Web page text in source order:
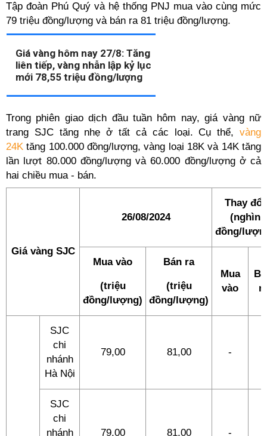
Tập đoàn Phú Quý và hệ thống PNJ mua vào cùng mức
79 triệu đồng/lượng và bán ra 81 triệu đồng/lượng.
Giá vàng hôm nay 27/8: Tăng
liên tiếp, vàng nhẫn lập kỷ lục
mới 78,55 triệu đồng/lượng
Trong phiên giao dịch đầu tuần hôm nay, giá vàng nữ
trang SJC tăng nhẹ ở tất cả các loại. Cụ thể, vàng
24K tăng 100.000 đồng/lượng, vàng loại 18K và 14K tăng
lần lượt 80.000 đồng/lượng và 60.000 đồng/lượng ở cả
hai chiều mua - bán.
Giá vàng SJC
26/08/2024
Thay đổi
(nghìn
đồng/
Mua vào
(triệu
đồng/lượng)
Bán ra
(triệu
đồng/lượng)
Mua
vào
SJC
chi
nhánh
Hà Nội
79,00 81,00 -
SJC
chi
nhánh
79,00 81,00 -